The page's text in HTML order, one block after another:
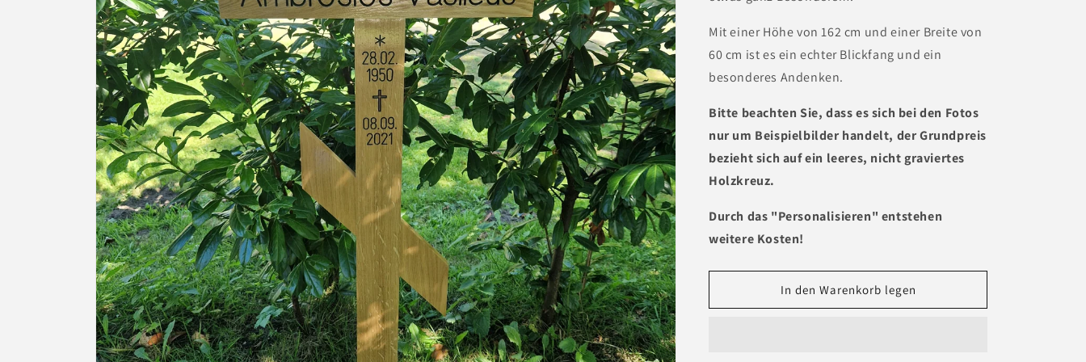
Mit einer Höhe von 162 cm und einer Breite von
60 cm ist es ein echter Blickfang und ein
besonderes Andenken.
Bitte beachten Sie, dass es sich bei den Fotos
nur um Beispielbilder handelt, der Grundpreis
bezieht sich auf ein leeres, nicht graviertes
Holzkreuz.
Durch das "Personalisieren" entstehen
weitere Kosten!
In den Warenkorb legen